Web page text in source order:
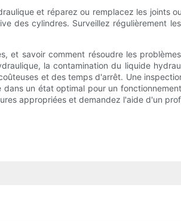
et réparez ou remplacez les joints
des cylindres. Surveillez régulièrement
et savoir comment résoudre les
la contamination du liquide
et des temps d'arrêt. Une
un état optimal pour un
appropriées et demandez l'aide d'un